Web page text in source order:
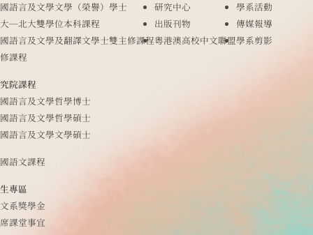
語言及文學文學（榮譽）學士
─北大雙學位本科課程
語言及文學及翻譯文學士雙主修課程
課程
院課程
語言及文學哲學博士
語言及文學哲學碩士
語言及文學文學碩士
語文課程
專區
系獎學金
課堂事宜
研究中心
出版刊物
粵港澳高校中文聯盟
學系活動
傳媒報導
學系剪影